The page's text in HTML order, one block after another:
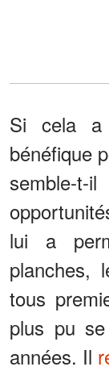
Si cela a
bénéfique
lui a
planches,
tous
plus pu
années. Il